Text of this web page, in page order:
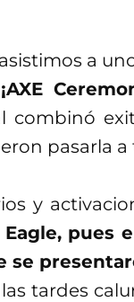
a
¡AXE
combinó
pasarla a
y
pues
se
tardes